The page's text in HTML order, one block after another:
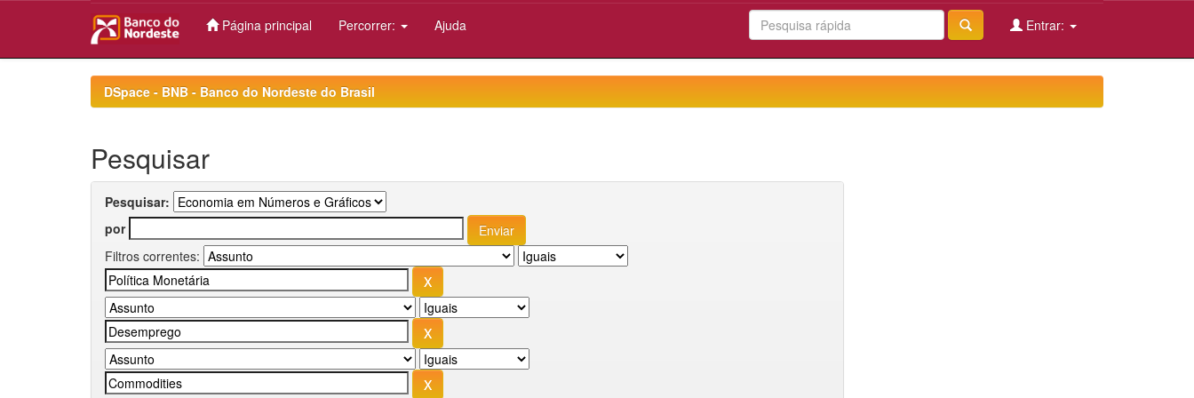
Página principal Percorrer: Ajuda Entrar:
DSpace - BNB - Banco do Nordeste do Brasil
Pesquisar
Pesquisar:
por
Filtros correntes: